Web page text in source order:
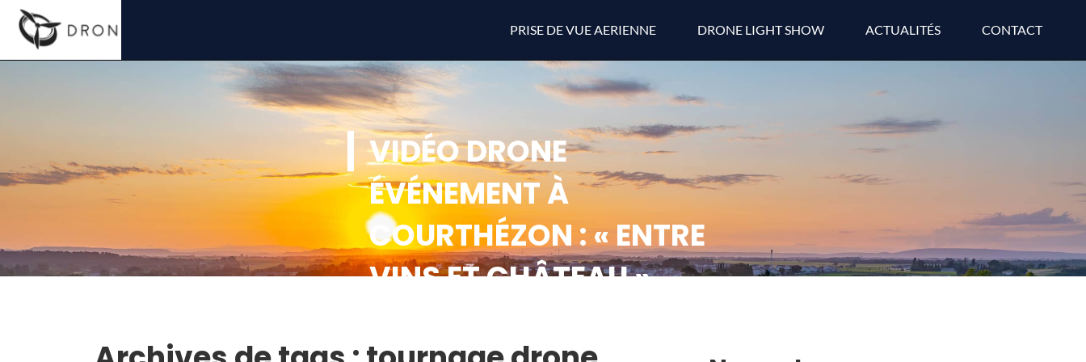
PRISE DE VUE AERIENNE DRONE LIGHT SHOW ACTUALITÉS CONTACT
VIDÉO DRONE
ÉVÉNEMENT À
COURTHÉZON : « ENTRE
VINS ET CHÂTEAU »